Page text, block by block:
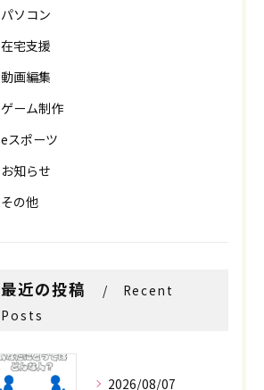
パソコン
在宅支援
動画編集
ゲーム制作
eスポーツ
お知らせ
その他
最近の投稿
Recent
Posts
2026/08/07
お問い合わせはこちら
お問い合わせはこちら